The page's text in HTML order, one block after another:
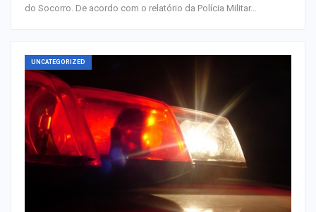
do Socorro. De acordo com o relatório da Polícia Militar…
UNCATEGORIZED